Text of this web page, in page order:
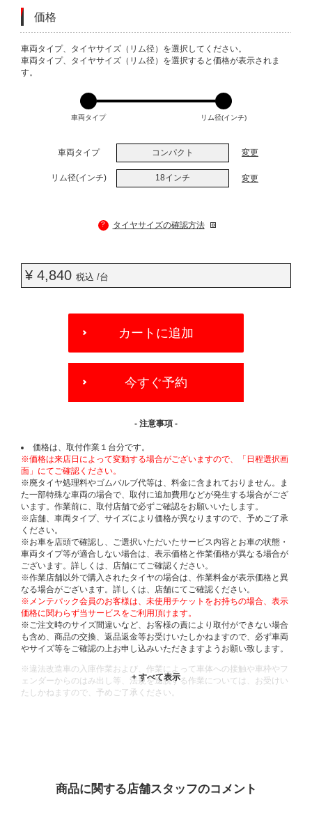
価格
VARIATIONS
車両タイプ、タイヤサイズ（リム径）を選択してください。
車両タイプ、タイヤサイズ（リム径）を選択すると価格が表示されま
す。
車両タイプ リム径(インチ)
車両タイプ コンパクト 変更
リム径(インチ) 18インチ 変更
? タイヤサイズの確認方法
¥ 4,840 税込 /台
OPTIONS
カートに追加
今すぐ予約
- 注意事項 -
価格は、取付作業１台分です。
※価格は来店日によって変動する場合がございますので、「日程選択画
面」にてご確認ください。
※廃タイヤ処理料やゴムバルブ代等は、料金に含まれておりません。ま
た一部特殊な車両の場合で、取付に追加費用などが発生する場合がござ
います。作業前に、取付店舗で必ずご確認をお願いいたします。
※店舗、車両タイプ、サイズにより価格が異なりますので、予めご了承
ください。
※お車を店頭で確認し、ご選択いただいたサービス内容とお車の状態・
車両タイプ等が適合しない場合は、表示価格と作業価格が異なる場合が
ございます。詳しくは、店舗にてご確認ください。
※作業店舗以外で購入されたタイヤの場合は、作業料金が表示価格と異
なる場合がございます。詳しくは、店舗にてご確認ください。
※メンテパック会員のお客様は、未使用チケットをお持ちの場合、表示
価格に関わらず当サービスをご利用頂けます。
※ご注文時のサイズ間違いなど、お客様の責により取付ができない場合
も含め、商品の交換、返品返金等お受けいたしかねますので、必ず車両
やサイズ等をご確認の上お申し込みいただきますようお願い致します。
※違法改造車の入庫作業および、作業によって車体への接触や車枠やフ
ェンダーからのはみ出し等、法規を逸脱する作業については、お受けい
たしかねますので、予めご了承ください。
商品に関する店舗スタッフのコメント